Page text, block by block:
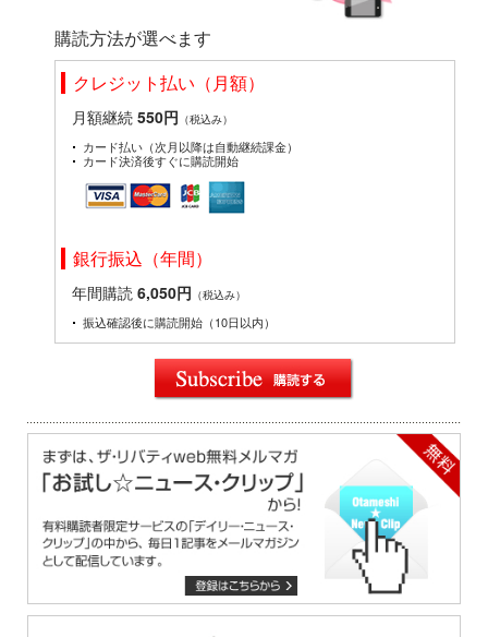
購読方法が選べます
クレジット払い（月額）
月額継続 550円 （税込み）
カード払い（次月以降は自動継続課金）
カード決済後すぐに購読開始
銀行振込（年間）
年間購読 6,050円 （税込み）
振込確認後に購読開始（10日以内）